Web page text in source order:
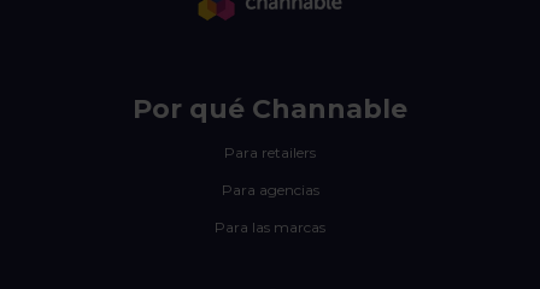
Por qué Channable
Para retailers
Para agencias
Para las marcas